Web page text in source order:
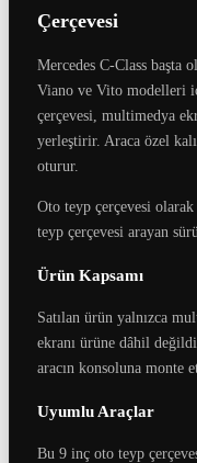
Çerçevesi
Mercedes C-Class başta
Viano ve Vito modelleri
çerçevesi, multimedya
yerleştirir. Araca özel
oturur.
Oto teyp çerçevesi
teyp çerçevesi arayan
Ürün Kapsamı
Satılan ürün yalnızca
ekranı ürüne dâhil
aracın konsoluna monte
Uyumlu Araçlar
Bu 9 inç oto teyp